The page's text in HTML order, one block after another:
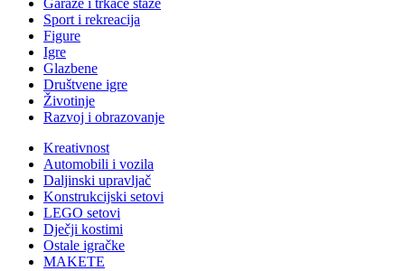
Garaže i trkaće staze
Sport i rekreacija
Figure
Igre
Glazbene
Društvene igre
Životinje
Razvoj i obrazovanje
Kreativnost
Automobili i vozila
Daljinski upravljač
Konstrukcijski setovi
LEGO setovi
Dječji kostimi
Ostale igračke
MAKETE